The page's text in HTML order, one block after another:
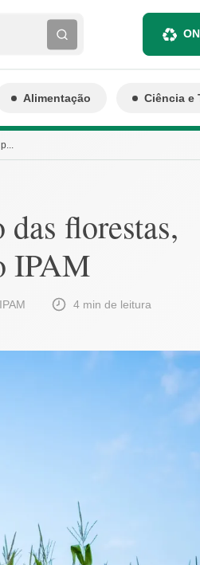
Alimentação Ciência e
florestas,
IPAM
4 min de leitura